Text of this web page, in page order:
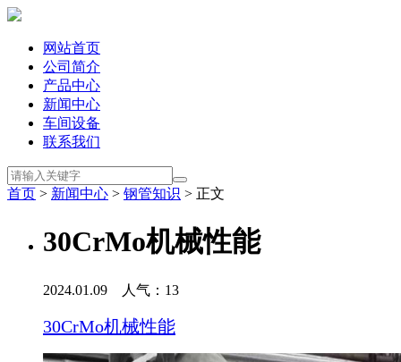
网站首页
公司简介
产品中心
新闻中心
车间设备
联系我们
首页 > 新闻中心 > 钢管知识 > 正文
30CrMo机械性能
2024.01.09 人气： 13
30CrMo机械性能